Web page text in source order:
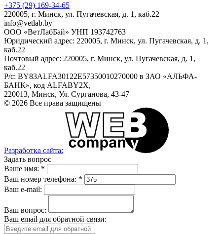
+375 (29) 169-34-65
220005, г. Минск, ул. Пугачевская, д. 1, каб.22
info@vetlab.by
ООО «ВетЛабБай» УНП 193742763
Юридический адрес: 220005, г. Минск, ул. Пугачевская, д. 1,
каб.22
Почтовый адрес: 220005, г. Минск, ул. Пугачевская, д. 1,
каб.22
Р/с: BY83ALFA30122E57350010270000 в ЗАО «АЛЬФА-
БАНК», код ALFABY2X,
220013, Минск, Ул. Сурганова, 43-47
© 2026 Все права защищены
Разработка сайта:
Задать вопрос
Ваше имя: *
Ваш номер телефона: *
Ваш e-mail:
Ваш вопрос:
Ваш email для обратной связи: